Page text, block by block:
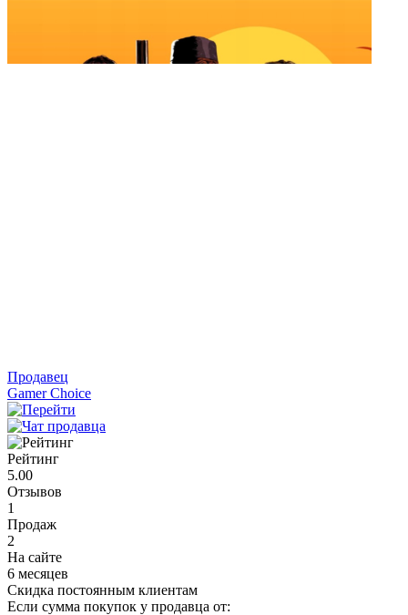
Продавец
Gamer Choice
Рейтинг
5.00
Отзывов
1
Продаж
2
На сайте
6 месяцев
Скидка постоянным клиентам
Если сумма покупок у продавца от: